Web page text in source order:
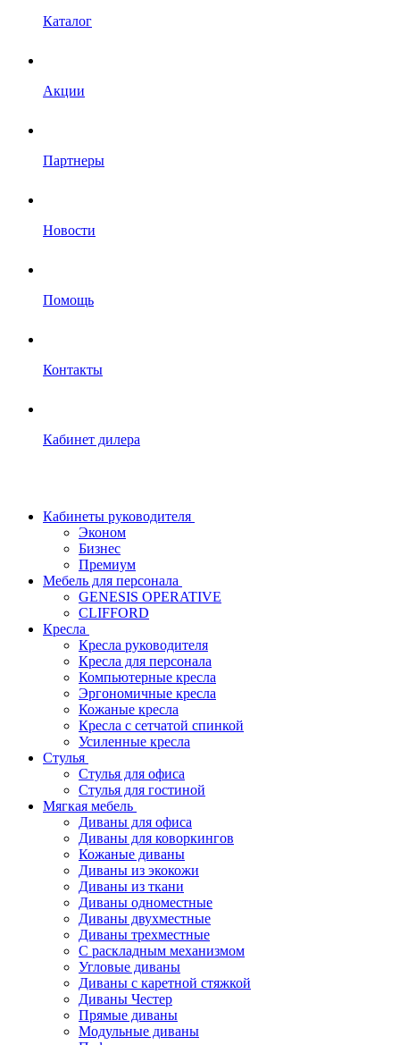
Каталог
Акции
Партнеры
Новости
Помощь
Контакты
Кабинет дилера
Кабинеты руководителя
Эконом
Бизнес
Премиум
Мебель для персонала
GENESIS OPERATIVE
CLIFFORD
Кресла
Кресла руководителя
Кресла для персонала
Компьютерные кресла
Эргономичные кресла
Кожаные кресла
Кресла с сетчатой спинкой
Усиленные кресла
Стулья
Стулья для офиса
Стулья для гостиной
Мягкая мебель
Диваны для офиса
Диваны для коворкингов
Кожаные диваны
Диваны из экокожи
Диваны из ткани
Диваны одноместные
Диваны двухместные
Диваны трехместные
С раскладным механизмом
Угловые диваны
Диваны с каретной стяжкой
Диваны Честер
Прямые диваны
Модульные диваны